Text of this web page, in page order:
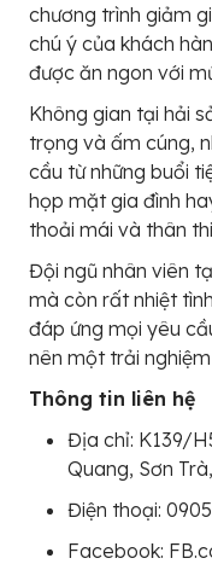
chương trình giảm
chú ý của khách
được ăn ngon với
Không gian tại hải
trọng và ấm cúng,
cầu từ những buổi
họp mặt gia đình
thoải mái và thân
Đội ngũ nhân viên
mà còn rất nhiệt
đáp ứng mọi yêu
nên một trải
Thông tin liên hệ
Địa chỉ: K139/
Quang, Sơn
Điện thoại:
Facebook: